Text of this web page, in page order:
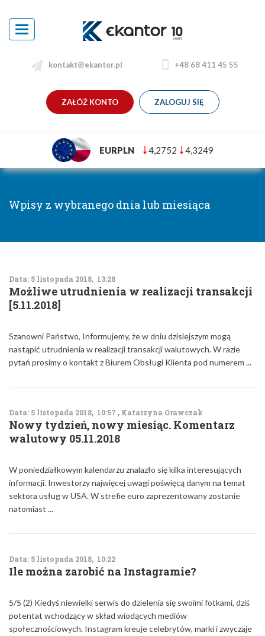
Toggle
navigation
kontakt@ekantor.pl +48 68 411 45 55
ZAŁÓŻ KONTO ZALOGUJ SIĘ
EURPLN 4,2752 4,3249
Wpisy z wybranego dnia lub miesiąca
Data: 5 listopada 2018, 13:28
Możliwe utrudnienia w realizacji transakcji
[5.11.2018]
Szanowni Państwo, Informujemy, że w dniu dzisiejszym mogą
nastąpić utrudnienia w realizacji transakcji walutowych. W razie
pytań prosimy o kontakt z Biurem Obsługi Klienta pod numerem ...
Data: 5 listopada 2018, 10:57 , Katarzyna Orawczak
Nowy tydzień, nowy miesiąc. Komentarz
walutowy 05.11.2018
W poniedziałkowym kalendarzu znalazło się kilka interesujących
informacji. Inwestorzy najwięcej uwagi poświęcą danym na temat
sektora usług w USA. W strefie euro zaprezentowany zostanie
natomiast ...
Data: 5 listopada 2018, 10:22
Ile można zarobić na Instagramie?
5/5 (2) Kiedyś niewielki serwis do dzielenia się swoimi fotkami, dziś
potentat wchodzący w skład wiodących mediów
społecznościowych. Instagram kreuje celebrytów, marki i zwyczaje